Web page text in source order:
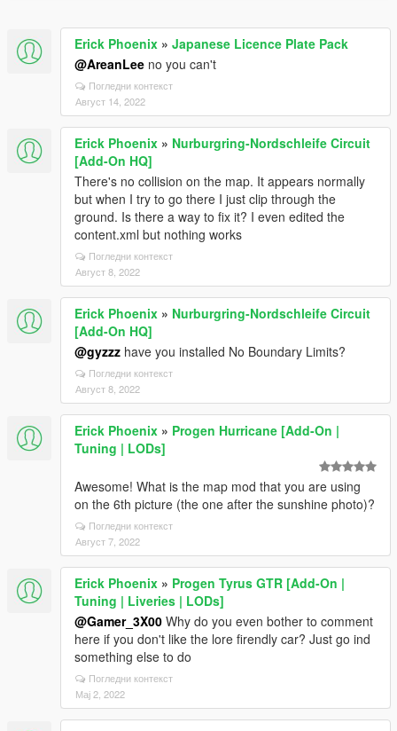
Erick Phoenix » Japanese Licence Plate Pack
@AreanLee no you can't
Погледни контекст
Август 14, 2022
Erick Phoenix » Nurburgring-Nordschleife Circuit
[Add-On HQ]
There's no collision on the map. It appears normally
but when I try to go there I just clip through the
ground. Is there a way to fix it? I even edited the
content.xml but nothing works
Погледни контекст
Август 8, 2022
Erick Phoenix » Nurburgring-Nordschleife Circuit
[Add-On HQ]
@gyzzz have you installed No Boundary Limits?
Погледни контекст
Август 8, 2022
Erick Phoenix » Progen Hurricane [Add-On |
Tuning | LODs]
Awesome! What is the map mod that you are using
on the 6th picture (the one after the sunshine photo)?
Погледни контекст
Август 7, 2022
Erick Phoenix » Progen Tyrus GTR [Add-On |
Tuning | Liveries | LODs]
@Gamer_3X00 Why do you even bother to comment
here if you don't like the lore firendly car? Just go ind
something else to do
Погледни контекст
Мај 2, 2022